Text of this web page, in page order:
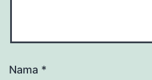
Nama *